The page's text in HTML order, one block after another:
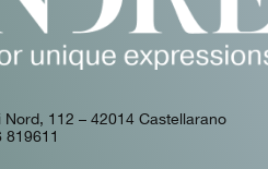
Nord, 112 – 42014 Castellarano
819611